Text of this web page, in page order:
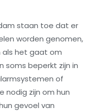
staan toe dat er
worden genomen,
als het gaat om
soms beperkt zijn in
of
nodig zijn om hun
gevoel van